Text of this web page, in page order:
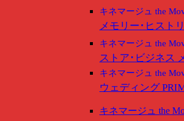
キネマージュ the
メモリー･ヒスト
キネマージュ the
ストア･ビジネス
キネマージュ the
ウェディング
キネマージュ the